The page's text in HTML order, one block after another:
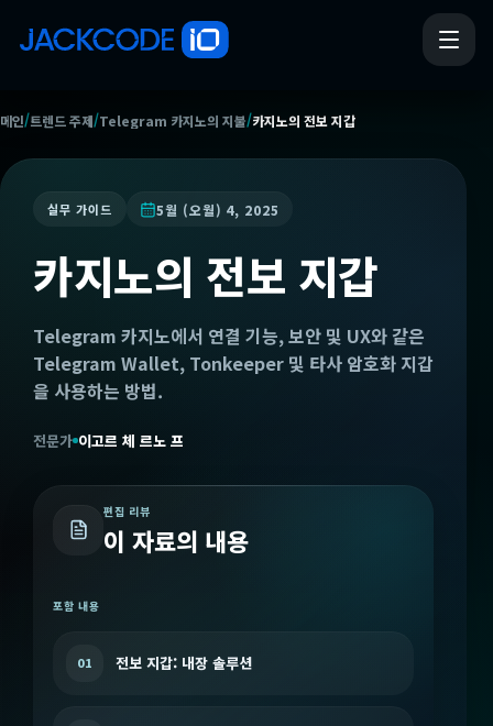
메인/트렌드 주제/Telegram 카지노의 지불/카지노의 전보 지갑
실무 가이드 5월 (오월) 4, 2025
카지노의 전보 지갑
Telegram 카지노에서 연결 기능, 보안 및 UX와 같은
Telegram Wallet, Tonkeeper 및 타사 암호화 지갑
을 사용하는 방법.
전문가 이고르 체 르노 프
편집 리뷰
이 자료의 내용
포함 내용
01 전보 지갑: 내장 솔루션